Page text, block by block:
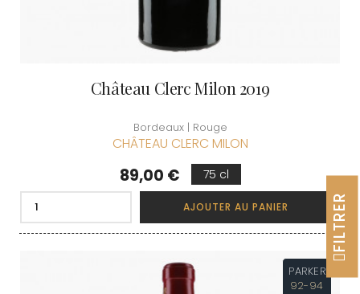
Château Clerc Milon 2019
Bordeaux | Rouge
CHÂTEAU CLERC MILON
Prix
89,00 € 75 cl
AJOUTER AU PANIER
PARKER
92-94
FILTRER